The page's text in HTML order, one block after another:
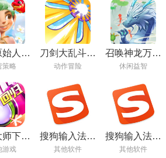
人手
载
策略
刀剑大乱斗中
文版下载
动作冒险
召唤神龙万宁
版最新版本
休闲益智
下载
正版
游戏
搜狗输入法官
方免费下载手
其他软件
搜狗输入法下
载安装免费下
其他软件